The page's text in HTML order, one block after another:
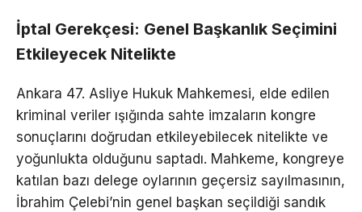
İptal Gerekçesi: Genel Başkanlık Seçimini
Etkileyecek Nitelikte
Ankara 47. Asliye Hukuk Mahkemesi, elde edilen
kriminal veriler ışığında sahte imzaların kongre
sonuçlarını doğrudan etkileyebilecek nitelikte ve
yoğunlukta olduğunu saptadı. Mahkeme, kongreye
katılan bazı delege oylarının geçersiz sayılmasının,
İbrahim Çelebi’nin genel başkan seçildiği sandık